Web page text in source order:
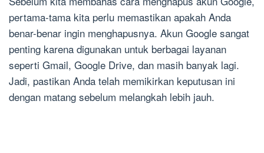
pertama-tama kita perlu memastikan apakah Anda
benar-benar ingin menghapusnya. Akun Google sangat
penting karena digunakan untuk berbagai layanan
seperti Gmail, Google Drive, dan masih banyak lagi.
Jadi, pastikan Anda telah memikirkan keputusan ini
dengan matang sebelum melangkah lebih jauh.